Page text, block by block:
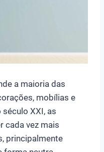
a maioria das
mobílias e
XXI, as
cada vez mais
principalmente